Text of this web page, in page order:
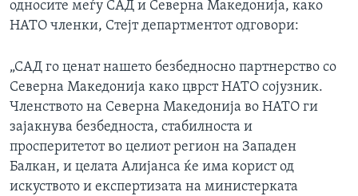
односите меѓу САД и Северна Македонија, како
НАТО членки, Стејт департментот одговори:
„САД го ценат нашето безбедносно партнерство со
Северна Македонија како цврст НАТО сојузник.
Членството на Северна Македонија во НАТО ги
зајакнува безбедноста, стабилноста и
просперитетот во целиот регион на Западен
Балкан, и целата Алијанса ќе има корист од
искуството и експертизата на министерката